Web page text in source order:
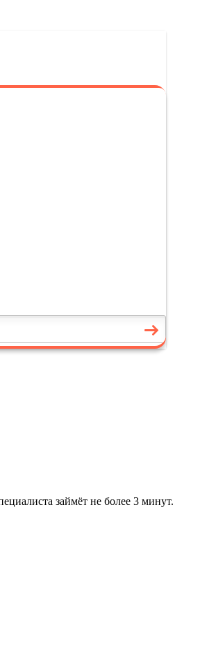
займёт не более 3 минут.